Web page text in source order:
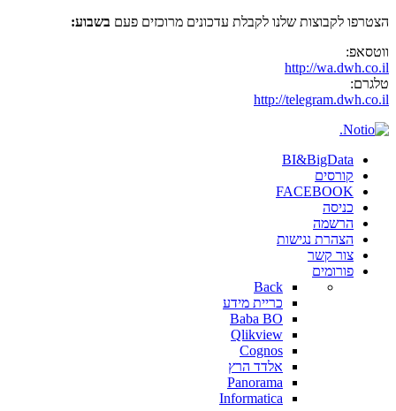
הצטרפו לקבוצות שלנו לקבלת עדכונים מרוכזים פעם בשבוע:
ווטסאפ:
http://wa.dwh.co.il
טלגרם:
http://telegram.dwh.co.il
BI&BigData
קורסים
FACEBOOK
כניסה
הרשמה
הצהרת נגישות
צור קשר
פורומים
Back
כריית מידע
Baba BO
Qlikview
Cognos
אלדד הרץ
Panorama
Informatica